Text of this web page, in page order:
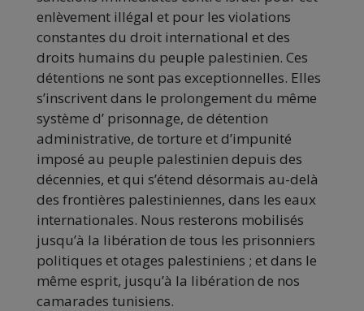
enlèvement illégal et pour les violations
constantes du droit international et des
droits humains du peuple palestinien. Ces
détentions ne sont pas exceptionnelles. Elles
s’inscrivent dans le prolongement du même
système d’ prisonnage, de détention
administrative, de torture et d’impunité
imposé au peuple palestinien depuis des
décennies, et qui s’étend désormais au-delà
des frontières palestiniennes, dans les eaux
internationales. Nous resterons mobilisés
jusqu’à la libération de tous les prisonniers
politiques et otages palestiniens ; et dans le
même esprit, jusqu’à la libération de nos
camarades tunisiens.